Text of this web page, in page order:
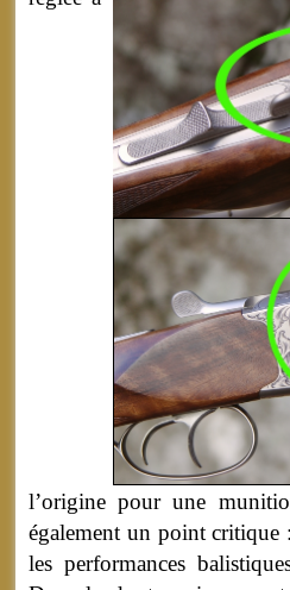
l’origine pour une
également un point critique
les performances